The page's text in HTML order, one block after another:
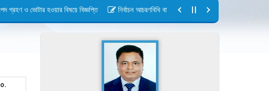
ও ভোটার হওয়ার বিষয়ে বিজ্ঞপ্তি নির্বাচন আচরণবিধি বায়রা ২০২৬-২০২৮